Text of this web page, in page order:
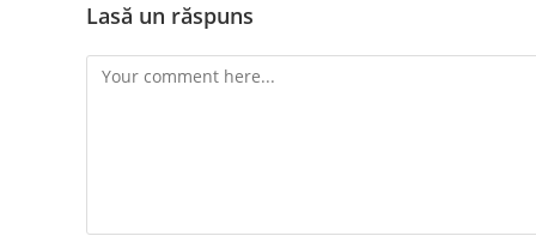
Lasă un răspuns
Comment